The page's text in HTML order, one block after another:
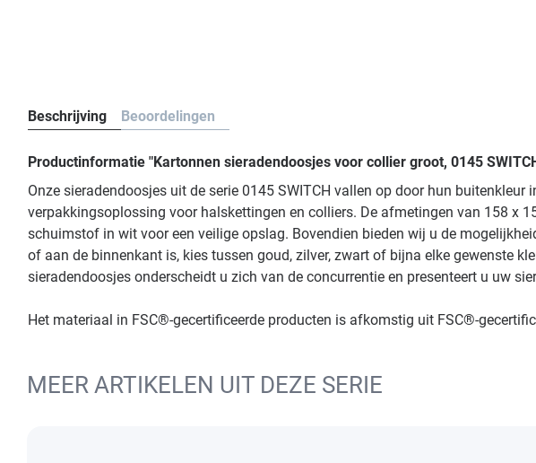
Beschrijving Beoordelingen
Productinformatie "Kartonnen sieradendoosjes voor collier groot, 0145
Onze sieradendoosjes uit de serie 0145 SWITCH vallen op door hun
verpakkingsoplossing voor halskettingen en colliers. De afmetingen van 158 x
schuimstof in wit voor een veilige opslag. Bovendien bieden wij u de
of aan de binnenkant is, kies tussen goud, zilver, zwart of bijna elke gewenste
sieradendoosjes onderscheidt u zich van de concurrentie en presenteert u uw
Het materiaal in FSC®-gecertificeerde producten is afkomstig uit FSC®-
MEER ARTIKELEN UIT DEZE SERIE